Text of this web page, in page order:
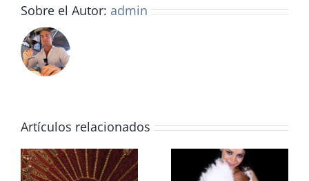
Sobre el Autor: admin
Artículos relacionados